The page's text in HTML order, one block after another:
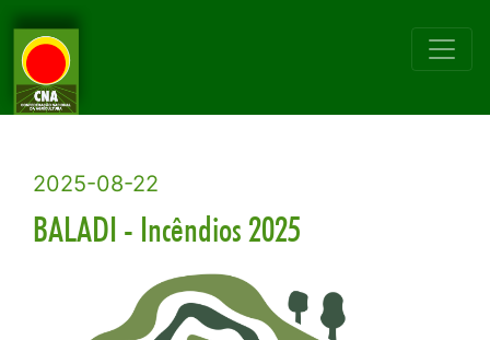
2025-08-22
BALADI - Incêndios 2025